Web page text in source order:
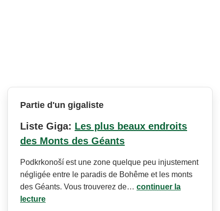
Partie d'un gigaliste
Liste Giga: Les plus beaux endroits
des Monts des Géants
Podkrkonoší est une zone quelque peu injustement
négligée entre le paradis de Bohême et les monts
des Géants. Vous trouverez de… continuer la
lecture